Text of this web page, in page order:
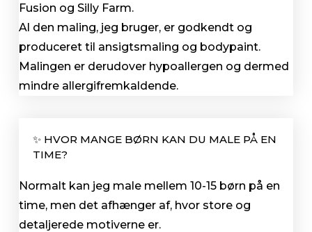
Fusion og Silly Farm.
Al den maling, jeg bruger, er godkendt og
produceret til ansigtsmaling og bodypaint.
Malingen er derudover hypoallergen og dermed
mindre allergifremkaldende.
✨ HVOR MANGE BØRN KAN DU MALE PÅ EN
TIME?
Normalt kan jeg male mellem 10-15 børn på en
time, men det afhænger af, hvor store og
detaljerede motiverne er.